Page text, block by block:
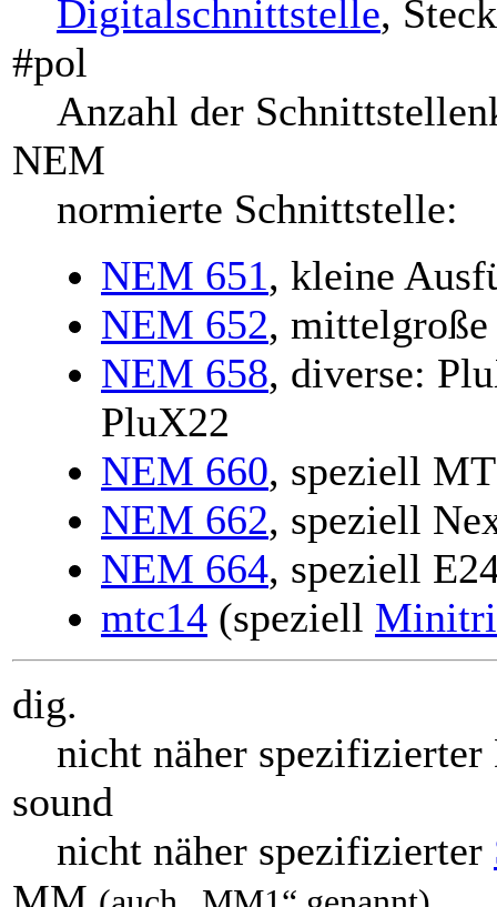
Digitalschnittstelle,
#pol
Anzahl der
NEM
normierte Schnittstelle:
NEM 651, kleine
NEM 652,
NEM 658, diverse:
PluX22
NEM 660, speziell
NEM 662, speziell
NEM 664, speziell
mtc14 (speziell
dig.
nicht näher
sound
nicht näher spezifizierter